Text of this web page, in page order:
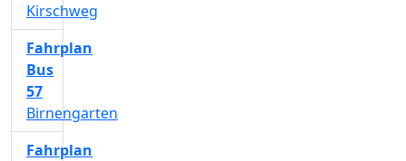
Kirschweg
Fahrplan
Bus
57
Birnengarten
Fahrplan